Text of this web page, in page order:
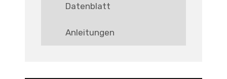
Datenblatt
Anleitungen